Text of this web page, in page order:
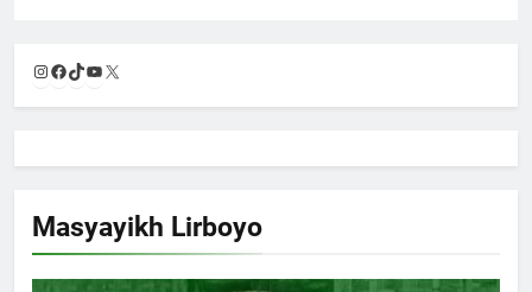
Instagram
Facebook
TikTok
YouTube
Masyayikh Lirboyo